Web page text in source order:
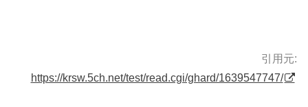
引用元:
https://krsw.5ch.net/test/read.cgi/ghard/1639547747/